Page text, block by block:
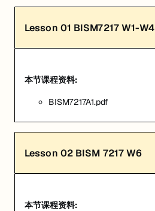
Lesson 01 BISM7217 W1-W4
本节课程资料:
BISM7217A1.pdf
Lesson 02 BISM 7217 W6
本节课程资料: